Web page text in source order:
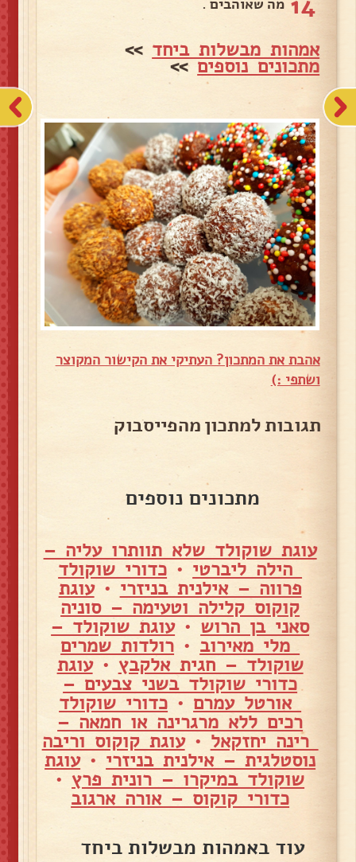
מה שאוהבים .
אמהות מבשלות ביחד >>
מתכונים נוספים>>
אהבת את המתכון? העתיקי את הקישור המקוצר
ושתפי :)
תגובות למתכון מהפייסבוק
מתכונים נוספים
עוגת שוקולד שלא תוותרו עליה –
הילה ליברטי • כדורי שוקולד
פרווה – אילנית בניזרי •עוגת
קוקוס קלילה וטעימה – סוניה
סאני בן הרוש •עוגת שוקולד –
מלי מאירוב • רולדות שמרים
שוקולד – חגית אלקבץ •עוגת
כדורי שוקולד בשני צבעים –
אורטל עמרם • כדורי שוקולד
רכים ללא מרגרינה או חמאה –
רינה יחזקאל •עוגת קוקוס וריבה
נוסטלגית – אילנית בניזרי •עוגת
שוקולד במיקרו – רונית פרץ •
כדורי קוקוס – אורה ארגוב
עוד באמהות מבשלות ביחד